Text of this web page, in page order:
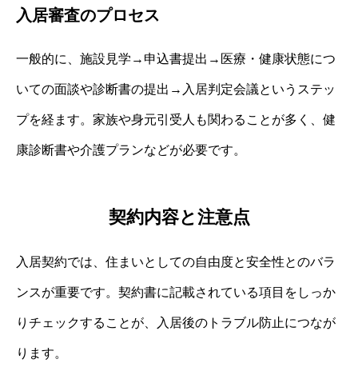
入居審査のプロセス
一般的に、施設見学→申込書提出→医療・健康状態につ
いての面談や診断書の提出→入居判定会議というステッ
プを経ます。家族や身元引受人も関わることが多く、健
康診断書や介護プランなどが必要です。
契約内容と注意点
入居契約では、住まいとしての自由度と安全性とのバラ
ンスが重要です。契約書に記載されている項目をしっか
りチェックすることが、入居後のトラブル防止につなが
ります。